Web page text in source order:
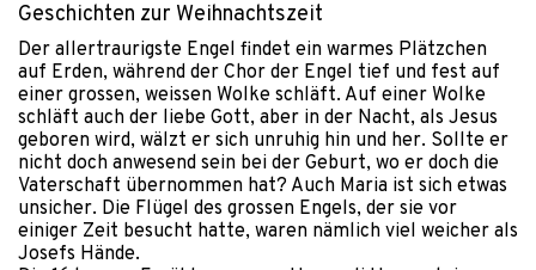
Geschichten zur Weihnachtszeit
Der allertraurigste Engel findet ein warmes Plätzchen
auf Erden, während der Chor der Engel tief und fest auf
einer grossen, weissen Wolke schläft. Auf einer Wolke
schläft auch der liebe Gott, aber in der Nacht, als Jesus
geboren wird, wälzt er sich unruhig hin und her. Sollte er
nicht doch anwesend sein bei der Geburt, wo er doch die
Vaterschaft übernommen hat? Auch Maria ist sich etwas
unsicher. Die Flügel des grossen Engels, der sie vor
einiger Zeit besucht hatte, waren nämlich viel weicher als
Josefs Hände.